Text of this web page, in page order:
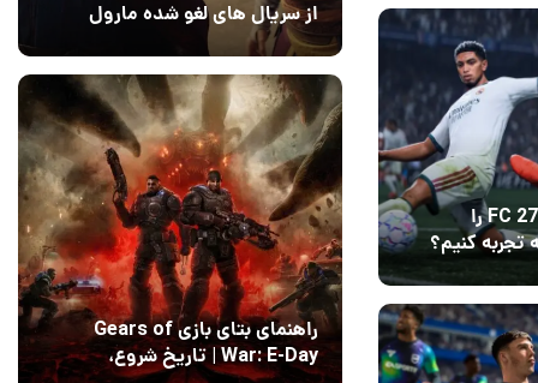
چگونه بازی FC 27 را
تجربه کنیم؟
از سریال های لغو شده مارول
۰
راهنمای بتای بازی Gears of
War: E-Day | تاریخ‌ شروع،